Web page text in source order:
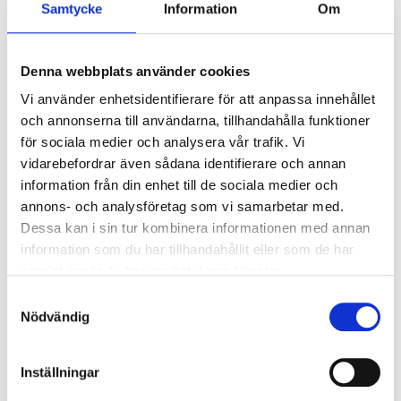
Samtycke Information Om
Denna webbplats använder cookies
Vi använder enhetsidentifierare för att anpassa innehållet
och annonserna till användarna, tillhandahålla funktioner
för sociala medier och analysera vår trafik. Vi
vidarebefordrar även sådana identifierare och annan
information från din enhet till de sociala medier och
annons- och analysföretag som vi samarbetar med.
Dessa kan i sin tur kombinera informationen med annan
information som du har tillhandahållit eller som de har
Nödvändig
Inställningar
kV/kA:
Överspänningsskydd DM
kV/kA:
1
Ljusstyrning
Ljusstyrning:
Tänd/släck
Sensor:
Utan sensor
Nödljus
Anslutning
med snabbkoppling mot armatur.